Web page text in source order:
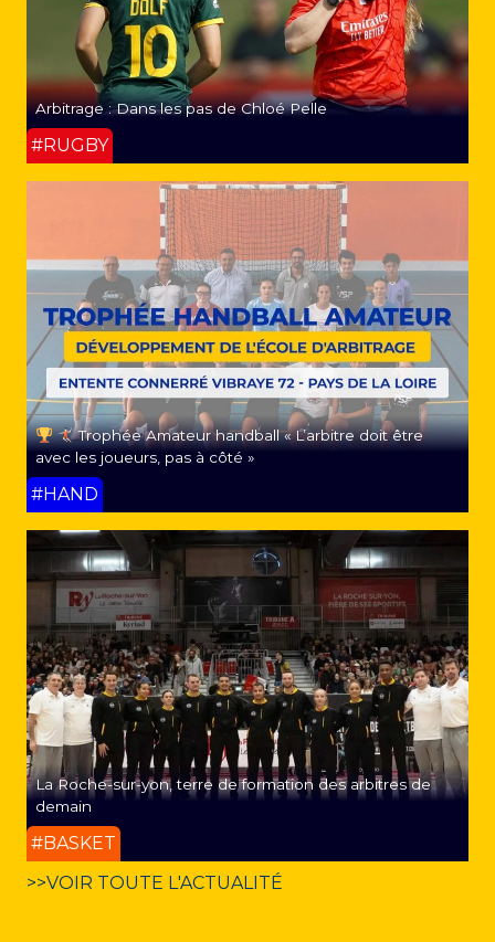
Arbitrage : Dans les pas de Chloé Pelle
#RUGBY
Trophée Amateur handball « L’arbitre doit être
avec les joueurs, pas à côté »
#HAND
La Roche-sur-yon, terre de formation des arbitres de
demain
#BASKET
>>VOIR TOUTE L'ACTUALITÉ